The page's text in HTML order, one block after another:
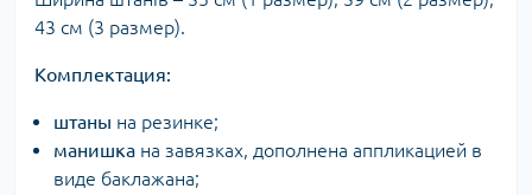
43 см (3 размер).
Комплектация:
штаны на резинке;
манишка на завязках, дополнена аппликацией в
виде баклажана;